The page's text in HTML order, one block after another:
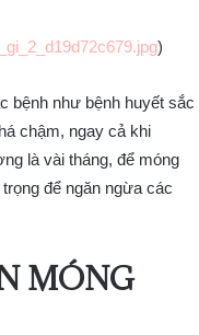
)
bệnh như bệnh huyết sắc
chậm, ngay cả khi
là vài tháng, để móng
để ngăn ngừa các
MÓNG